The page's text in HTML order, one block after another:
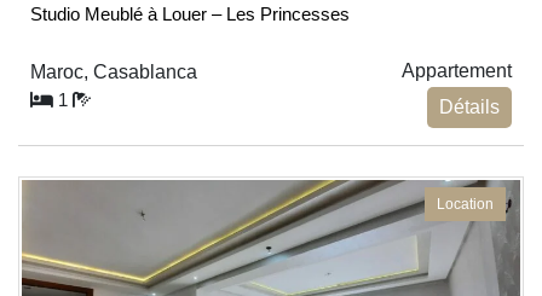
Studio Meublé à Louer – Les Princesses
Maroc, Casablanca
Appartement
1
Détails
Location